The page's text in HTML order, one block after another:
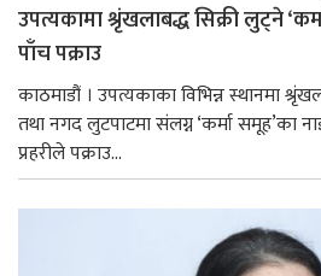
उपत्यकामा श्रृंखलाबद्ध सिक्री लुट्ने
पाँच पक्राउ
काठमाडौं । उपत्यकाका विभिन्न स्थानमा
तथा नगद लुटपाटमा संलग्न ‘कर्मा समूह’का
प्रहरीले पक्राउ...